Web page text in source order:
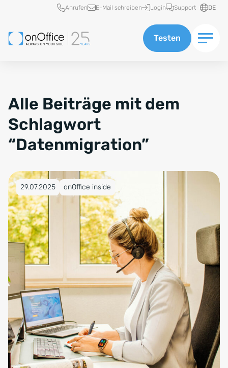
Schnellzugriff
Anrufen E-Mail schreiben Login Support DE
Testen
Alle Beiträge mit dem
Schlagwort
“Datenmigration”
Veröffentlicht am 29.07.2025
29.07.2025 onOffice inside